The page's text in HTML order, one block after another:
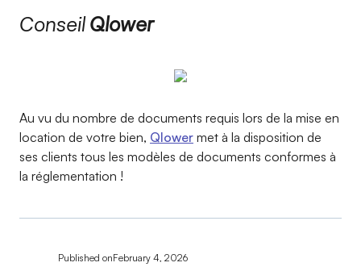
ConseilQlower
Au vu du nombre de documents requis lors de la mise en
location de votre bien, Qlower met à la disposition de
ses clients tous les modèles de documents conformes à
la réglementation !
Published onFebruary 4, 2026